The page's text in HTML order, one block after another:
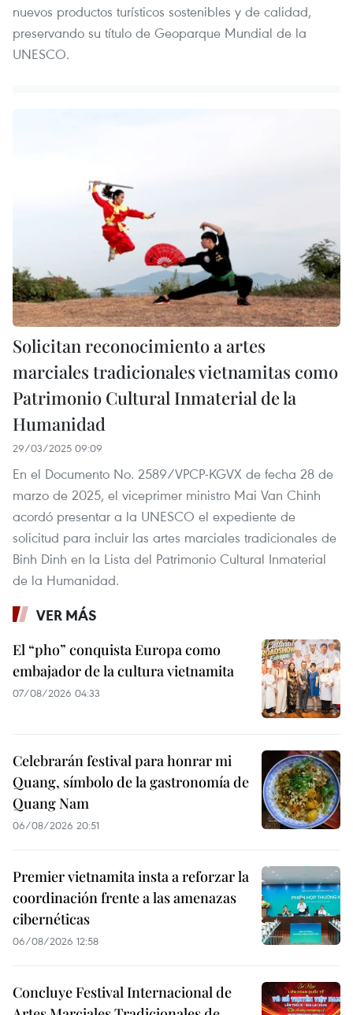
nuevos productos turísticos sostenibles y de calidad,
preservando su título de Geoparque Mundial de la
UNESCO.
Solicitan reconocimiento a artes
marciales tradicionales vietnamitas como
Patrimonio Cultural Inmaterial de la
Humanidad
29/03/2025 09:09
En el Documento No. 2589/VPCP-KGVX de fecha 28 de
marzo de 2025, el viceprimer ministro Mai Van Chinh
acordó presentar a la UNESCO el expediente de
solicitud para incluir las artes marciales tradicionales de
Binh Dinh en la Lista del Patrimonio Cultural Inmaterial
de la Humanidad.
VER MÁS
El “pho” conquista Europa como
embajador de la cultura vietnamita
07/08/2026 04:33
Celebrarán festival para honrar mi
Quang, símbolo de la gastronomía de
Quang Nam
06/08/2026 20:51
Premier vietnamita insta a reforzar la
coordinación frente a las amenazas
cibernéticas
06/08/2026 12:58
Concluye Festival Internacional de